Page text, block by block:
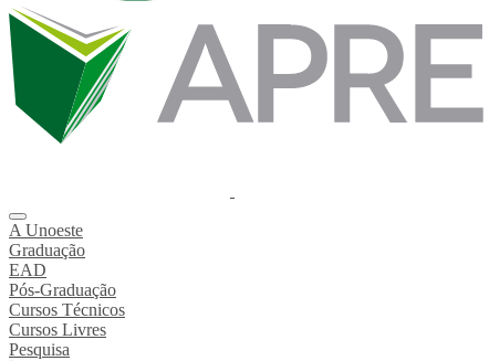
A Unoeste
Graduação
EAD
Pós-Graduação
Cursos Técnicos
Cursos Livres
Pesquisa